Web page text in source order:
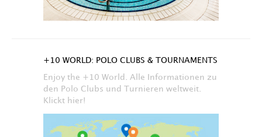
+10 WORLD: POLO CLUBS & TOURNAMENTS
Enjoy the +10 World. Alle Informationen zu
den Polo Clubs und Turnieren weltweit.
Klickt hier!